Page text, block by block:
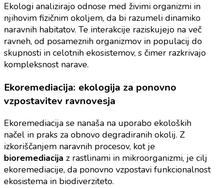
Ekologi analizirajo odnose med živimi organizmi in
njihovim fizičnim okoljem, da bi razumeli dinamiko
naravnih habitatov. Te interakcije raziskujejo na več
ravneh, od posameznih organizmov in populacij do
skupnosti in celotnih ekosistemov, s čimer razkrivajo
kompleksnost narave.
Ekoremediacija: ekologija za ponovno
vzpostavitev ravnovesja
Ekoremediacija se nanaša na uporabo ekoloških
načel in praks za obnovo degradiranih okolij. Z
izkoriščanjem naravnih procesov, kot je
bioremediacija z rastlinami in mikroorganizmi, je cilj
ekoremediacije, da ponovno vzpostavi funkcionalnost
ekosistema in biodiverziteto.